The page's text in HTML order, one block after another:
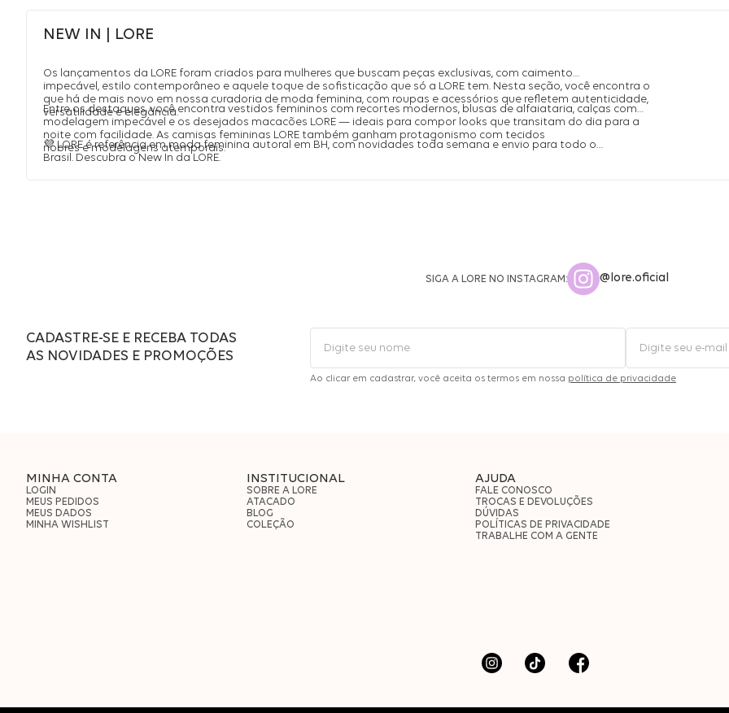
NEW IN | LORE
Os lançamentos da LORE foram criados para mulheres que buscam peças exclusivas, com caimento
impecável, estilo contemporâneo e aquele toque de sofisticação que só a LORE tem. Nesta seção, você encontra o
que há de mais novo em nossa curadoria de moda feminina, com roupas e acessórios que refletem autenticidade,
versatilidade e elegância.
Entre os destaques, você encontra vestidos femininos com recortes modernos, blusas de alfaiataria, calças com
modelagem impecável e os desejados macacões LORE — ideais para compor looks que transitam do dia para a
noite com facilidade. As camisas femininas LORE também ganham protagonismo com tecidos
nobres e modelagens atemporais.
💜 LORE é referência em moda feminina autoral em BH, com novidades toda semana e envio para todo o
Brasil. Descubra o New In da LORE.
SIGA A LORE NO INSTAGRAM: @lore.oficial
CADASTRE-SE E RECEBA TODAS
AS NOVIDADES E PROMOÇÕES
Ao clicar em cadastrar, você aceita os termos em nossa política de privacidade
MINHA CONTA
LOGIN
MEUS PEDIDOS
MEUS DADOS
MINHA WISHLIST
INSTITUCIONAL
SOBRE A LORE
ATACADO
BLOG
COLEÇÃO
AJUDA
FALE CONOSCO
TROCAS E DEVOLUÇÕES
DÚVIDAS
POLÍTICAS DE PRIVACIDADE
TRABALHE COM A GENTE